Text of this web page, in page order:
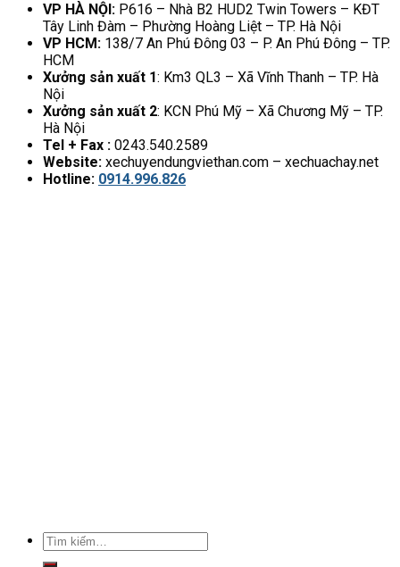
VP HÀ NỘI: P616 – Nhà B2 HUD2 Twin Towers – KĐT
Tây Linh Đàm – Phường Hoàng Liệt – TP. Hà Nội
VP HCM: 138/7 An Phú Đông 03 – P. An Phú Đông – TP.
HCM
Xưởng sản xuất 1: Km3 QL3 – Xã Vĩnh Thanh – TP. Hà
Nội
Xưởng sản xuất 2: KCN Phú Mỹ – Xã Chương Mỹ – TP.
Hà Nội
Tel + Fax : 0243.540.2589
Website: xechuyendungviethan.com – xechuachay.net
Hotline: 0914.996.826
Tìm